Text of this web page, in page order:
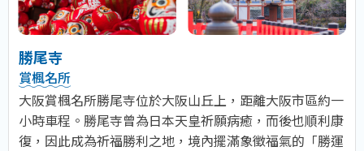
勝尾寺
賞楓名所
大阪賞楓名所勝尾寺位於大阪山丘上，距離大阪市區約一
小時車程。勝尾寺曾為日本天皇祈願病癒，而後也順利康
復，因此成為祈福勝利之地，境內擺滿象徵福氣的「勝運